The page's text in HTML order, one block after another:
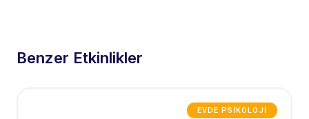
Benzer Etkinlikler
EVDE PSIKOLOJI